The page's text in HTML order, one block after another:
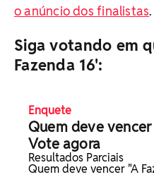
o anúncio dos finalistas.
Siga votando em
Fazenda 16':
Enquete
Quem deve vencer
Vote agora
Resultados Parciais
Quem deve vencer "A